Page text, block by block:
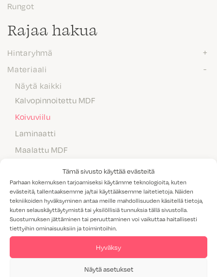
Tämä sivusto käyttää evästeitä
Parhaan kokemuksen tarjoamiseksi käytämme teknologioita, kuten
evästeitä, tallentaaksemme ja/tai käyttääksemme laitetietoja. Näiden
tekniikoiden hyväksyminen antaa meille mahdollisuuden käsitellä tietoja,
kuten selauskäyttäytymistä tai yksilöllisiä tunnuksia tällä sivustolla.
Suostumuksen jättäminen tai peruuttaminen voi vaikuttaa haitallisesti
tiettyihin ominaisuuksiin ja toimintoihin.
Hyväksy
Näytä asetukset
Rungot
Rajaa hakua
Hintaryhmä
Materiaali
Näytä kaikki
Kalvopinnoitettu MDF
Koivuviilu
Laminaatti
Maalattu MDF
Melamiini
Tammiviilu
M1-luokitus
Valitettavasti annetuilla hakukriteereillä ei löytynyt yhtään
tuotetta.